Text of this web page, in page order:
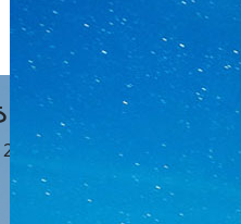
الفتوى الهاتفية
مَواقِيتُ
القاهرة · 09 أغسطس 2026 م
الفجر